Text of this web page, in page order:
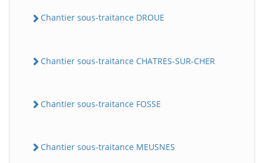
Chantier sous-traitance DROUE
Chantier sous-traitance CHATRES-SUR-CHER
Chantier sous-traitance FOSSE
Chantier sous-traitance MEUSNES